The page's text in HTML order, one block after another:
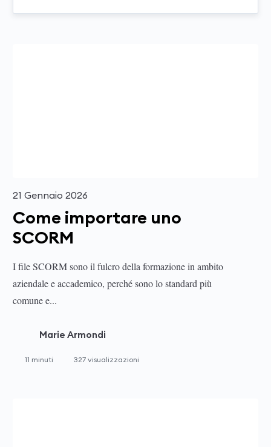
21 Gennaio 2026
Come importare uno
SCORM
I file SCORM sono il fulcro della formazione in ambito
aziendale e accademico, perché sono lo standard più
comune e...
Marie Armondi
11 minuti 327 visualizzazioni